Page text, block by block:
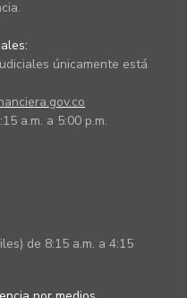
únicamente está
a.m. a 5:00 p.m.
de 8:15 a.m. a 4:15